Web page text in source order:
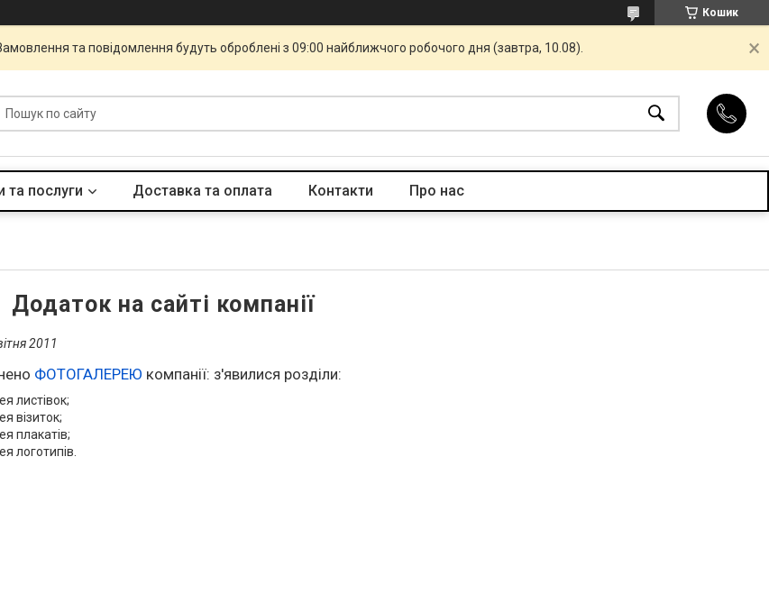
Кошик
та повідомлення будуть оброблені з 09:00 найближчого робочого дня (завтра, 10.08).
та послуги Доставка та оплата Контакти Про нас
Додаток на сайті компанії
2011
ФОТОГАЛЕРЕЮ компанії: з'явилися розділи:
листівок;
візиток;
плакатів;
логотипів.